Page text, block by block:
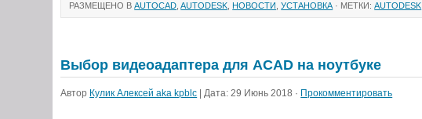
РАЗМЕЩЕНО ВAUTOCAD ,AUTODESK ,НОВОСТИ ,УСТАНОВКА · МЕТКИ:AUTODESK
Выбор видеоадаптера для ACAD на ноутбуке
Автор Кулик Алексей aka kpblc | Дата: 29 Июнь 2018 · Прокомментировать